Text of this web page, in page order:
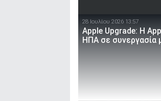
28 Ιουλίου 2026 13:57
Apple Upgrade: Η
ΗΠΑ σε συνεργασία